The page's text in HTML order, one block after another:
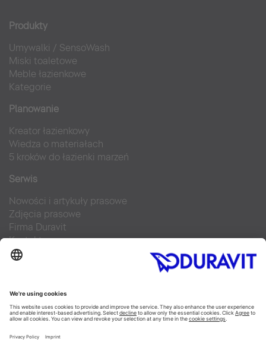
Produkty
Umywalki / SensoWash
Miski toaletowe
Meble łazienkowe
Kategorie
Planowanie
Kreator łazienkowy
Wiedza o materiałach
5 kroków do łazienki marzeń
Serwis
Nowości i artykuły prasowe
Zdjęcia prasowe
Firma Duravit
Kontakt
Najczęściej zadawane pytania
Facebook
Instagram
Pinterest
Blog
Flickr